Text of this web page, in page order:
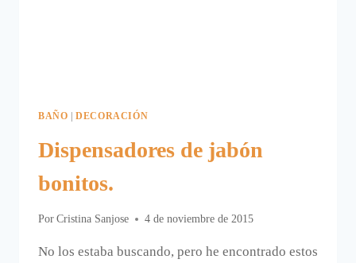
BAÑO |DECORACIÓN
Dispensadores de jabón
bonitos.
Por Cristina Sanjose 4 de noviembre de 2015
No los estaba buscando, pero he encontrado estos